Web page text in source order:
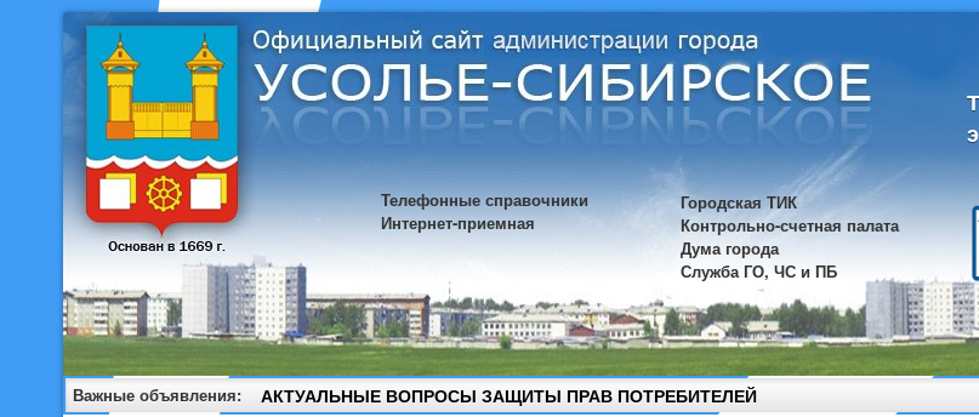
Телефонные справочники
Интернет-приемная
Городская ТИК
Контрольно-счетная палата
Дума города
Служба ГО, ЧС и ПБ
Важные объявления: АКТУАЛЬНЫЕ ВОПРОСЫ ЗАЩИТЫ ПРАВ ПОТРЕБИТЕЛЕЙ